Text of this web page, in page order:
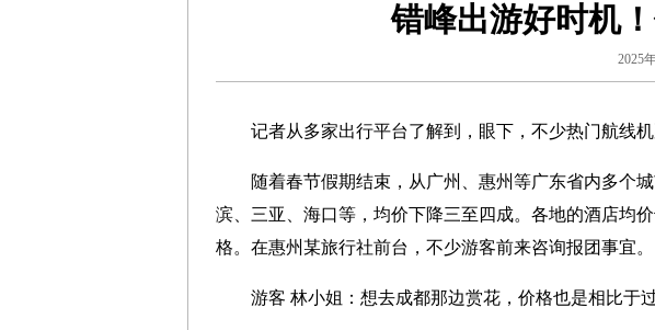
错峰出游好时机
2025
记者从多家出行平台了解到，眼下，不少热门航线机
随着春节假期结束，从广州、惠州等广东省内多个城
滨、三亚、海口等，均价下降三至四成。各地的酒店均
格。在惠州某旅行社前台，不少游客前来咨询报团事宜。
游客 林小姐：想去成都那边赏花，价格也是相比于